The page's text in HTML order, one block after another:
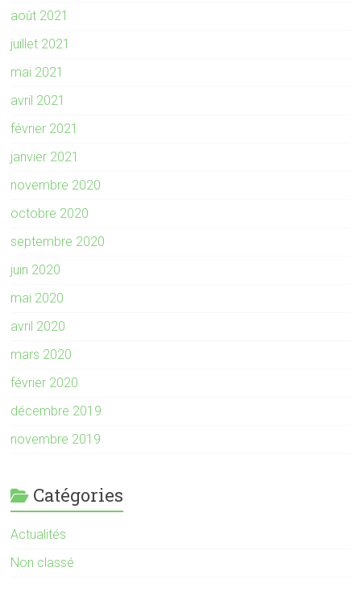
août 2021
juillet 2021
mai 2021
avril 2021
février 2021
janvier 2021
novembre 2020
octobre 2020
septembre 2020
juin 2020
mai 2020
avril 2020
mars 2020
février 2020
décembre 2019
novembre 2019
Catégories
Actualités
Non classé